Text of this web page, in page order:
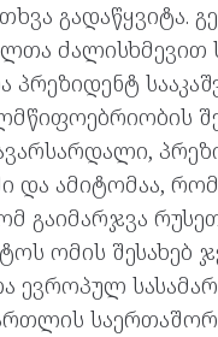
გადაწყვიტა.
პრეზიდენტ
და ამიტომაა,
გაიმარჯვა
ომის შესახებ
ევროპულ